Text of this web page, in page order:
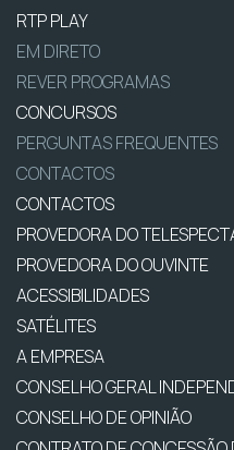
RTP PLAY
EM DIRETO
REVER PROGRAMAS
CONCURSOS
PERGUNTAS FREQUENTES
CONTACTOS
CONTACTOS
PROVEDORA DO
PROVEDORA DO OUVINTE
ACESSIBILIDADES
SATÉLITES
A EMPRESA
CONSELHO GERAL
CONSELHO DE OPINIÃO